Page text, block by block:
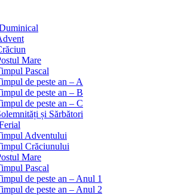
Mare
Pascal
de peste an – A
de peste an – B
de peste an – C
și Sărbători
Adventului
Crăciunului
Mare
Pascal
de peste an – Anul 1
de peste an – Anul 2